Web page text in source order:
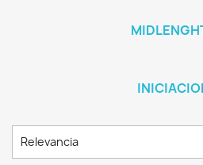
Relevancia